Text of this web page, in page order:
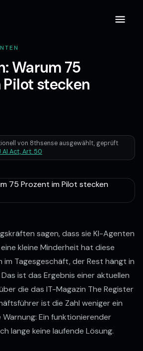
Warum 75
stecken
von 8thsense ausgewählt, geprüft
AI Act, Art. 50
sagen, dass sie KI-Agenten
kleine Minderheit hat diese
Tagesgeschäft, der Rest hängt in
ist das Ergebnis einer aktuellen
die das IT-Magazin The Register
ist die Zahl weniger ein
Warnung: Ein funktionierender
lange keine laufende Lösung.